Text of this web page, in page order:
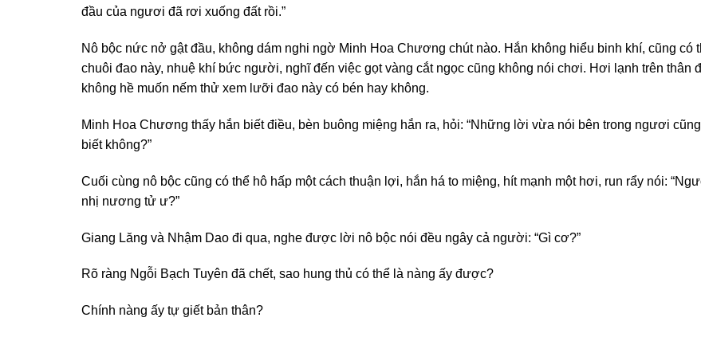
đầu của ngươi đã rơi xuống đất rồi.”
Nô bộc nức nở gật đầu, không dám nghi ngờ Minh Hoa Chương chút nào. Hắn không hiểu binh khí, cũng
chuôi đao này, nhuệ khí bức người, nghĩ đến việc gọt vàng cắt ngọc cũng không nói chơi. Hơi lạnh trên thân
không hề muốn nếm thử xem lưỡi đao này có bén hay không.
Minh Hoa Chương thấy hắn biết điều, bèn buông miệng hắn ra, hỏi: “Những lời vừa nói bên trong ngươi
biết không?”
Cuối cùng nô bộc cũng có thể hô hấp một cách thuận lợi, hắn há to miệng, hít mạnh một hơi, run rẩy nói:
nhị nương tử ư?”
Giang Lăng và Nhậm Dao đi qua, nghe được lời nô bộc nói đều ngây cả người: “Gì cơ?”
Rõ ràng Ngỗi Bạch Tuyên đã chết, sao hung thủ có thể là nàng ấy được?
Chính nàng ấy tự giết bản thân?